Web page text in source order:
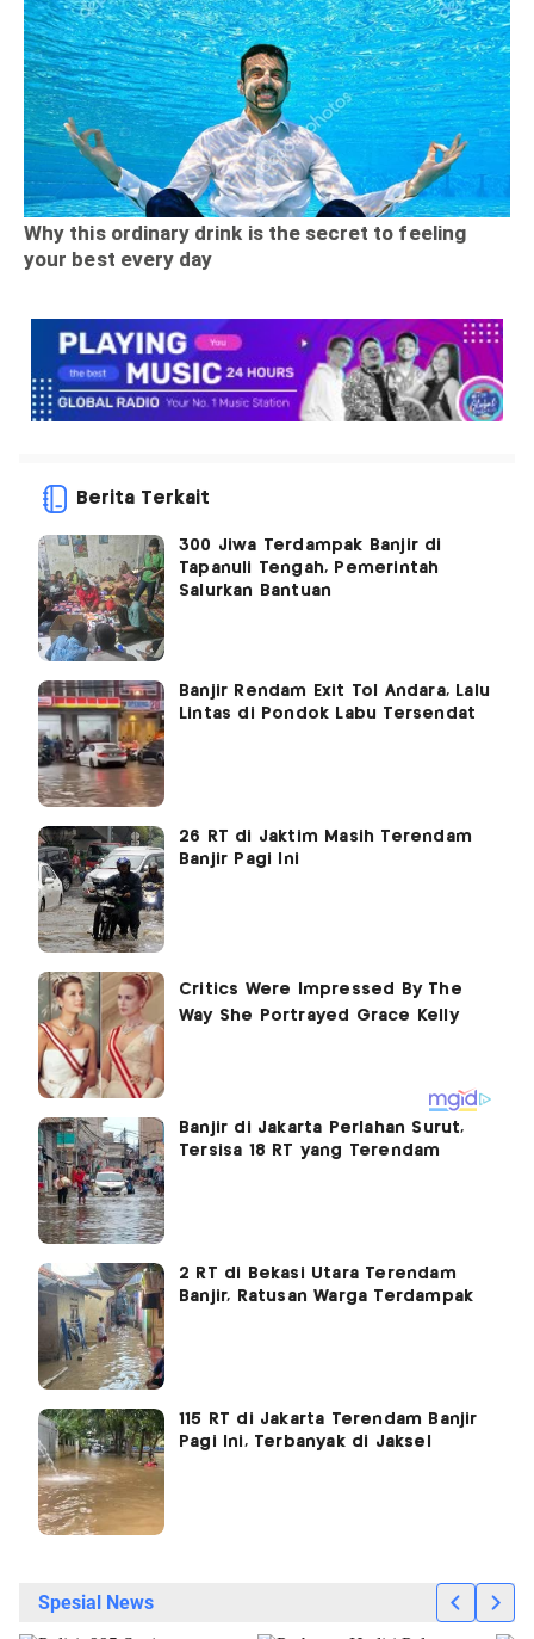
Berita Terkait
300 Jiwa Terdampak Banjir di
Tapanuli Tengah, Pemerintah
Salurkan Bantuan
Banjir Rendam Exit Tol Andara, Lalu
Lintas di Pondok Labu Tersendat
26 RT di Jaktim Masih Terendam
Banjir Pagi Ini
Banjir di Jakarta Perlahan Surut,
Tersisa 18 RT yang Terendam
2 RT di Bekasi Utara Terendam
Banjir, Ratusan Warga Terdampak
115 RT di Jakarta Terendam Banjir
Pagi Ini, Terbanyak di Jaksel